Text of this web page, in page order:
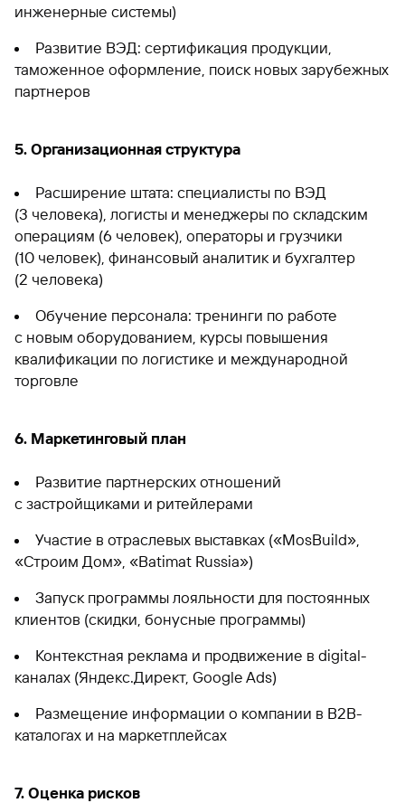
инженерные системы)
Развитие ВЭД: сертификация продукции,
таможенное оформление, поиск новых зарубежных
партнеров
5. Организационная структура
Расширение штата: специалисты по ВЭД
(3 человека), логисты и менеджеры по складским
операциям (6 человек), операторы и грузчики
(10 человек), финансовый аналитик и бухгалтер
(2 человека)
Обучение персонала: тренинги по работе
с новым оборудованием, курсы повышения
квалификации по логистике и международной
торговле
6. Маркетинговый план
Развитие партнерских отношений
с застройщиками и ритейлерами
Участие в отраслевых выставках («MosBuild»,
«Строим Дом», «Batimat Russia»)
Запуск программы лояльности для постоянных
клиентов (скидки, бонусные программы)
Контекстная реклама и продвижение в digital-
каналах (Яндекс.Директ, Google Ads)
Размещение информации о компании в B2B-
каталогах и на маркетплейсах
7. Оценка рисков